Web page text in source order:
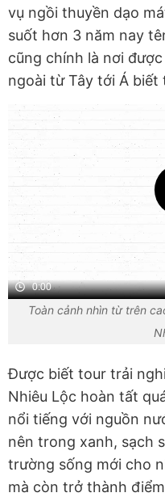
vụ ngồi thuyền dạo
suốt hơn 3 năm nay
cũng chính là nơi
ngoài từ Tây tới Á biết
0:00
Toàn cảnh nhìn từ trên
Được biết tour trải
Nhiêu Lộc hoàn tất
nổi tiếng với nguồn
nên trong xanh, sạch
trường sống mới cho
mà còn trở thành